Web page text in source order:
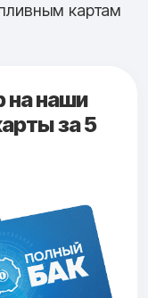
картам
на наши
за 5